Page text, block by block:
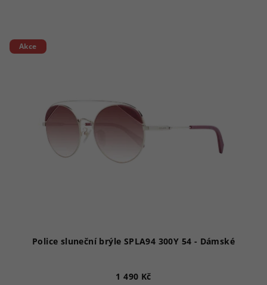
Akce
Police sluneční brýle SPLA94 300Y 54 - Dámské
1 490 Kč